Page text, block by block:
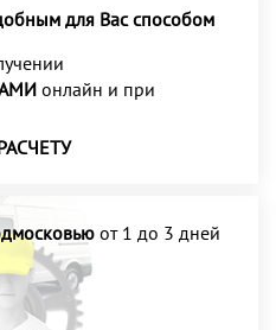
для Вас способом
онлайн и при
от 1 до 3 дней